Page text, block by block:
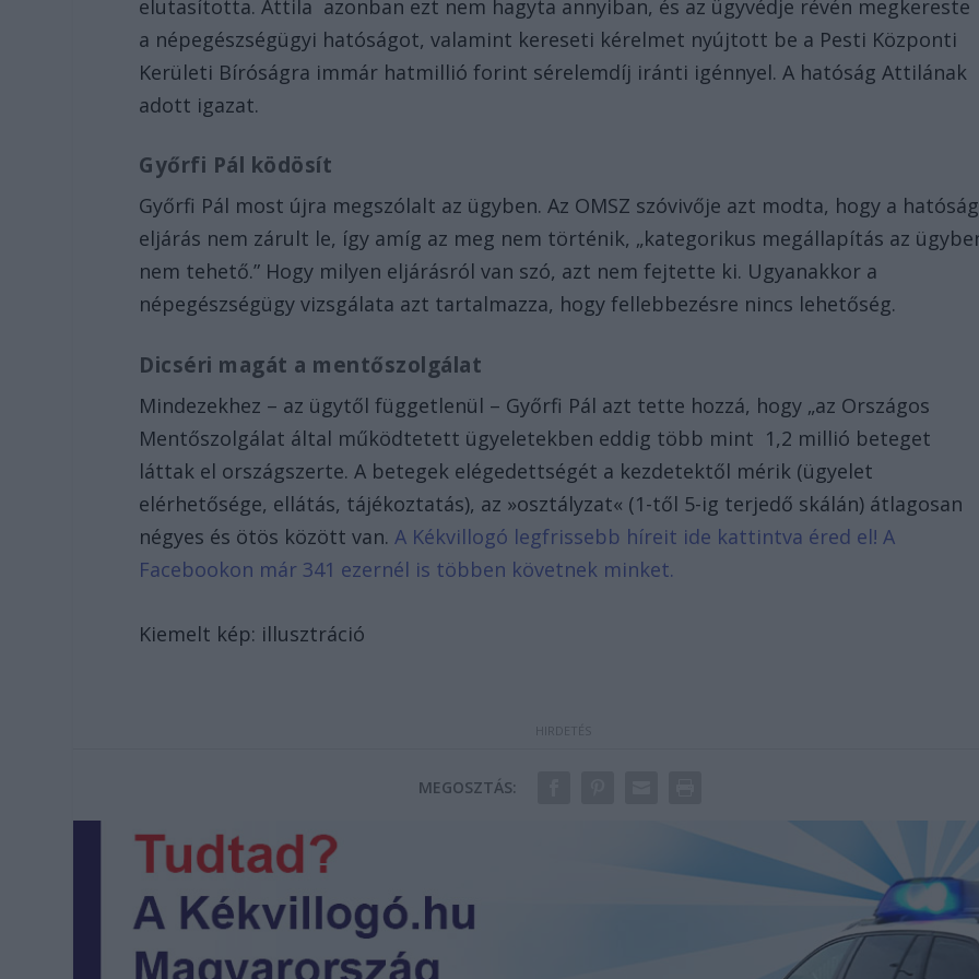
elutasította. Attila azonban ezt nem hagyta annyiban, és az ügyvédje révén megkereste
a népegészségügyi hatóságot, valamint kereseti kérelmet nyújtott be a Pesti Központi
Kerületi Bíróságra immár hatmillió forint sérelemdíj iránti igénnyel. A hatóság Attilának
adott igazat.
Győrfi Pál ködösít
Győrfi Pál most újra megszólalt az ügyben. Az OMSZ szóvivője azt modta, hogy a
eljárás nem zárult le, így amíg az meg nem történik, „kategorikus megállapítás az
nem tehető.” Hogy milyen eljárásról van szó, azt nem fejtette ki. Ugyanakkor a
népegészségügy vizsgálata azt tartalmazza, hogy fellebbezésre nincs lehetőség.
Dicséri magát a mentőszolgálat
Mindezekhez – az ügytől függetlenül – Győrfi Pál azt tette hozzá, hogy „az Országos
Mentőszolgálat által működtetett ügyeletekben eddig több mint 1,2 millió beteget
láttak el országszerte. A betegek elégedettségét a kezdetektől mérik (ügyelet
elérhetősége, ellátás, tájékoztatás), az »osztályzat« (1-től 5-ig terjedő skálán) átlagosan
négyes és ötös között van.A Kékvillogó legfrissebb híreit ide kattintva éred el! A
Facebookon már 341 ezernél is többen követnek minket.
Kiemelt kép: illusztráció
MEGOSZTÁS: